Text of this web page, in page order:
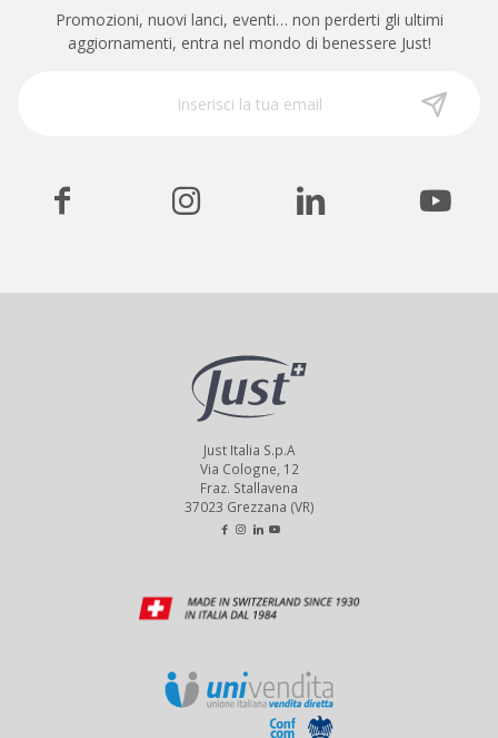
Promozioni, nuovi lanci, eventi… non perderti gli ultimi
aggiornamenti, entra nel mondo di benessere Just!
Just Italia S.p.A
Via Cologne, 12
Fraz. Stallavena
37023 Grezzana (VR)